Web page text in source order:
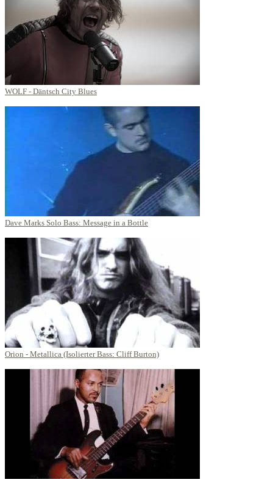
WOLF - Däntsch City Blues
Dave Marks Solo Bass: Message in a Bottle
Orion - Metallica (Isolierter Bass: Cliff Burton)